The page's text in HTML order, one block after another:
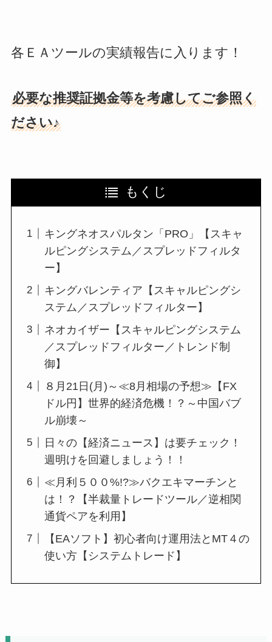
各ＥＡツールの実績報告に入ります！
必要な推奨証拠金等を考慮してご参照く
ださい♪
もくじ
キングネオスパルタン「PRO」【スキャ
ルピングシステム／スプレッドフィルタ
ー】
キングバレンティア【スキャルピングシ
ステム／スプレッドフィルター】
ネオカイザー【スキャルピングシステム
／スプレッドフィルター／トレンド制
御】
８月21日(月)～≪8月相場の予想≫【FX
ドル円】世界的経済危機！？～中国バブ
ル崩壊～
日々の【経済ニュース】は要チェック！
週明けを回避しましょう！！
≪月利５００%!?≫バクエキマーチンと
は！？【半裁量トレードツール／逆相関
通貨ペアを利用】
【EAソフト】初心者向け運用法とMT４の
使い方【システムトレード】